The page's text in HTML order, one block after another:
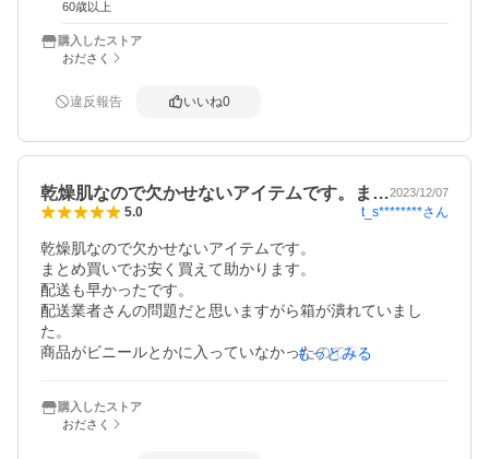
60歳以上
購入したストア
おださく
違反報告 いいね0
乾燥肌なので欠かせないアイテムです。ま…2023/12/07
5.0 t_s********さん
乾燥肌なので欠かせないアイテムです。
まとめ買いでお安く買えて助かります。
配送も早かったです。
配送業者さんの問題だと思いますがら箱が潰れていまし
た。
商品がビニールとかに入っていなかったので漏れていなか
もっとみる
購入したストア
おださく